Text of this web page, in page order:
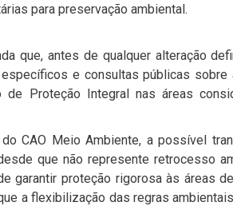
para preservação ambiental.
que, antes de qualquer alteração
e consultas públicas sobre
de Proteção Integral nas áreas
CAO Meio Ambiente, a possível
que não represente retrocesso
garantir proteção rigorosa às áreas
a flexibilização das regras